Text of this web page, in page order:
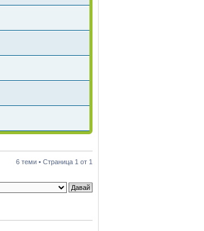
6 теми • Страница 1 от 1